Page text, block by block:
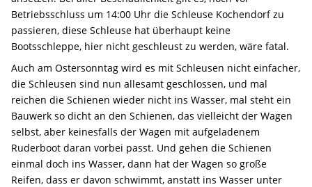
Betriebsschluss um 14:00 Uhr die Schleuse Kochendorf zu
passieren, diese Schleuse hat überhaupt keine
Bootsschleppe, hier nicht geschleust zu werden, wäre fatal.
Auch am Ostersonntag wird es mit Schleusen nicht einfacher,
die Schleusen sind nun allesamt geschlossen, und mal
reichen die Schienen wieder nicht ins Wasser, mal steht ein
Bauwerk so dicht an den Schienen, das vielleicht der Wagen
selbst, aber keinesfalls der Wagen mit aufgeladenem
Ruderboot daran vorbei passt. Und gehen die Schienen
einmal doch ins Wasser, dann hat der Wagen so große
Reifen, dass er davon schwimmt, anstatt ins Wasser unter